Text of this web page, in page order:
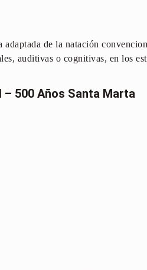
de la natación
auditivas o cognitivas, en los
– 500 Años Santa Marta